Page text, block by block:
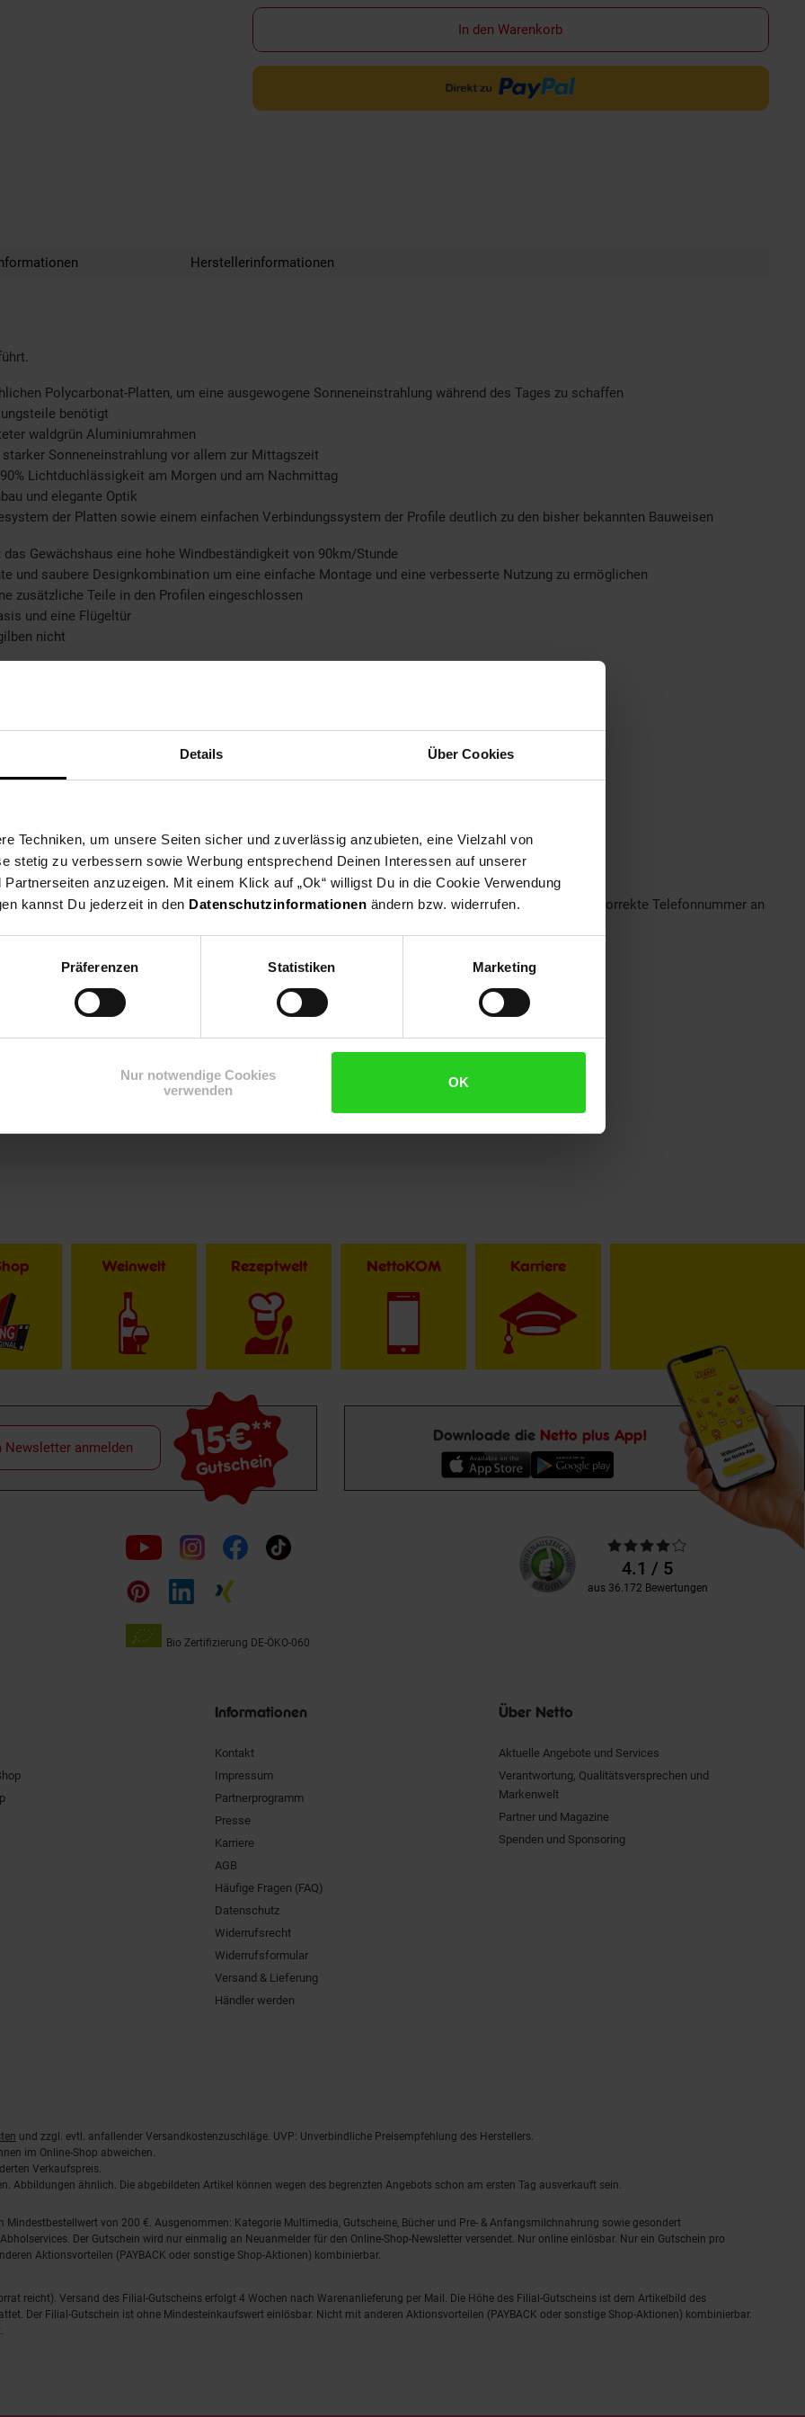
Details Über Cookies
Techniken, um unsere Seiten sicher und zuverlässig anzubieten, eine Vielzahl von
stetig zu verbessern sowie Werbung entsprechend Deinen Interessen auf unserer
anzuzeigen. Mit einem Klick auf „Ok“ willigst Du in die Cookie Verwendung
kannst Du jederzeit in den Datenschutzinformationen ändern bzw. widerrufen.
Präferenzen Statistiken Marketing
Nur notwendige Cookies
verwenden
OK
In den Warenkorb
Herstellerinformationen
Polycarbonat-Platten, um eine ausgewogene Sonneneinstrahlung während des Tages zu schaffen
benötigt
waldgrün Aluminiumrahmen
Sonneneinstrahlung vor allem zur Mittagszeit
Lichtduchlässigkeit am Morgen und am Nachmittag
und elegante Optik
der Platten sowie einem einfachen Verbindungssystem der Profile deutlich zu den bisher bekannten Bauweisen
Gewächshaus eine hohe Windbeständigkeit von 90km/Stunde
und saubere Designkombination um eine einfache Montage und eine verbesserte Nutzung zu ermöglichen
zusätzliche Teile in den Profilen eingeschlossen
und eine Flügeltür
nicht
wird telefonisch mit Ihnen vereinbart. Geben Sie deshalb im Bestellprozess bitte eine korrekte Telefonnummer an
Weinwelt Rezeptwelt NettoKOM Karriere
15€**
Gutschein
Newsletter anmelden
Downloade die Netto plus App!
Folge
uns
auf
Bio Zertifizierung DE-ÖKO-060
Unsere
Kundenbewertungen
Durchschnittliche
Bewertungen4.1 / 5
aus 36.172 Bewertungen
Informationen
Kontakt
Impressum
Partnerprogramm
Presse
Karriere
AGB
Häufige Fragen (FAQ)
Datenschutz
Widerrufsrecht
Widerrufsformular
Versand & Lieferung
Händler werden
Über Netto
Aktuelle Angebote und Services
Verantwortung, Qualitätsversprechen und
Markenwelt
Partner und Magazine
Spenden und Sponsoring
und zzgl. evtl. anfallender Versandkostenzuschläge. UVP: Unverbindliche Preisempfehlung des Herstellers.
im Online-Shop abweichen.
Verkaufspreis.
Abbildungen ähnlich. Die abgebildeten Artikel können wegen des begrenzten Angebots schon am ersten Tag ausverkauft sein.
von 200 €. Ausgenommen: Kategorie Multimedia, Gutscheine, Bücher und Pre- & Anfangsmilchnahrung sowie gesondert
Der Gutschein wird nur einmalig an Neuanmelder für den Online-Shop-Newsletter versendet. Nur online einlösbar. Nur ein Gutschein pro
Aktionsvorteilen (PAYBACK oder sonstige Shop-Aktionen) kombinierbar.
reicht). Versand des Filial-Gutscheins erfolgt 4 Wochen nach Warenanlieferung per Mail. Die Höhe des Filial-Gutscheins ist dem Artikelbild des
Der Filial-Gutschein ist ohne Mindesteinkaufswert einlösbar. Nicht mit anderen Aktionsvorteilen (PAYBACK oder sonstige Shop-Aktionen) kombinierbar.